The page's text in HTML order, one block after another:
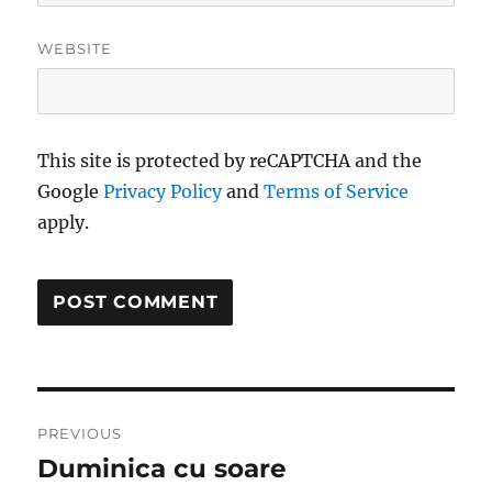
WEBSITE
This site is protected by reCAPTCHA and the
GooglePrivacy PolicyandTerms of Service
apply.
navigation
PREVIOUS
Previous
Duminica cu soare